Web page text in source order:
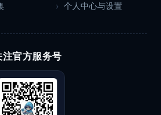
个人中心与设置
注官方服务号